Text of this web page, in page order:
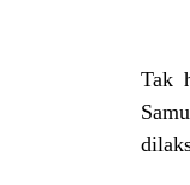
Tak